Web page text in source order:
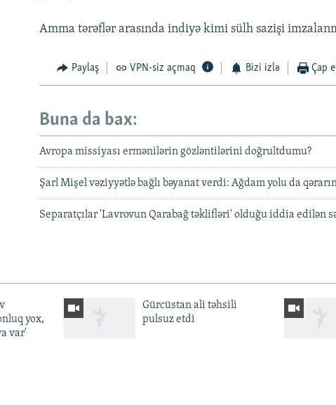
Amma tərəflər arasında indiyə kimi sülh sazişi
Paylaş VPN-siz açmaq Bizi izlə Çap
Buna da bax:
Avropa missiyası ermənilərin gözləntilərini doğrultdumu?
Şarl Mişel vəziyyətlə bağlı bəyanat verdi: Ağdam yolu da
Separatçılar 'Lavrovun Qarabağ təklifləri' olduğu iddia edilən
yox,
var'
Gürcüstan ali təhsili
pulsuz etdi